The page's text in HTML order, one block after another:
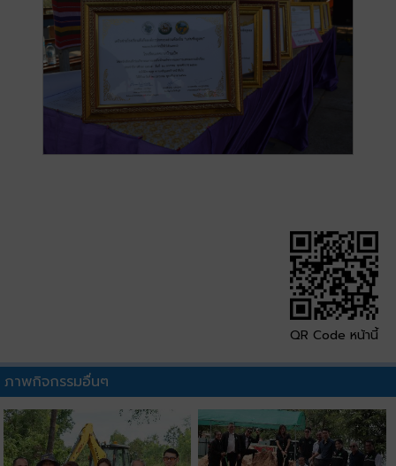
QR Code หน้านี้
ภาพกิจกรรมอื่นๆ